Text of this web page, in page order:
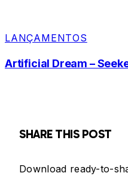
LANÇAMENTOS
Artificial Dream –
SHARE THIS POST
Download ready-to-